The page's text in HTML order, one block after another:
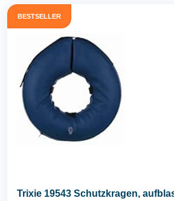
BESTSELLER
Trixie 19543 Schutzkragen,